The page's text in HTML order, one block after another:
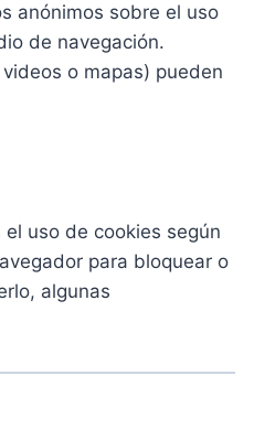
anónimos sobre el uso
de navegación.
o mapas) pueden
uso de cookies según
para bloquear o
algunas